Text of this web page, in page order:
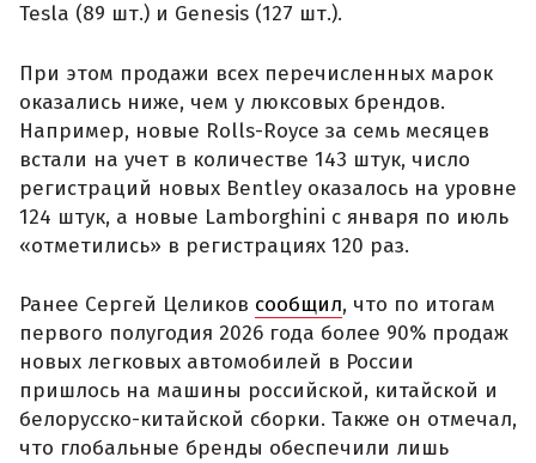
Tesla (89 шт.) и Genesis (127 шт.).
При этом продажи всех перечисленных марок
оказались ниже, чем у люксовых брендов.
Например, новые Rolls-Royce за семь месяцев
встали на учет в количестве 143 штук, число
регистраций новых Bentley оказалось на уровне
124 штук, а новые Lamborghini с января по июль
«отметились» в регистрациях 120 раз.
Ранее Сергей Целиков сообщил, что по итогам
первого полугодия 2026 года более 90% продаж
новых легковых автомобилей в России
пришлось на машины российской, китайской и
белорусско-китайской сборки. Также он отмечал,
что глобальные бренды обеспечили лишь